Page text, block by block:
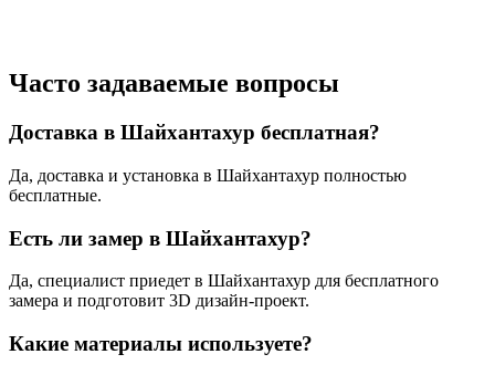
Часто задаваемые вопросы
Доставка в Шайхантахур бесплатная?
Да, доставка и установка в Шайхантахур полностью
бесплатные.
Есть ли замер в Шайхантахур?
Да, специалист приедет в Шайхантахур для бесплатного
замера и подготовит 3D дизайн-проект.
Какие материалы используете?